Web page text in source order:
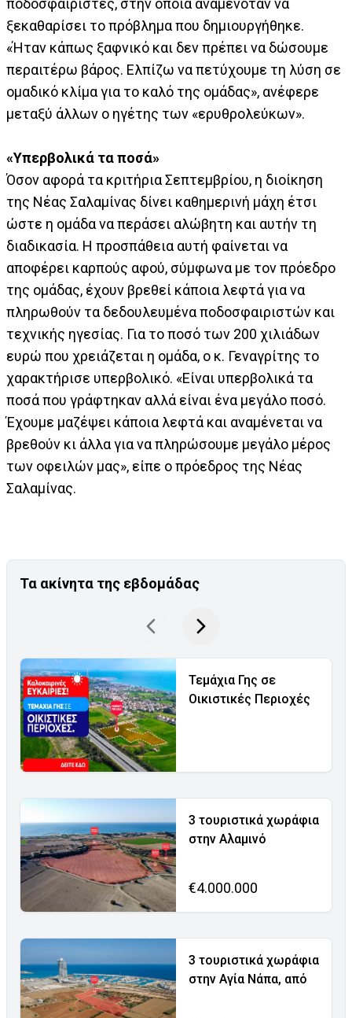
ποδοσφαιριστές, στην οποία αναμενόταν να
ξεκαθαρίσει το πρόβλημα που δημιουργήθηκε.
«Ήταν κάπως ξαφνικό και δεν πρέπει να δώσουμε
περαιτέρω βάρος. Ελπίζω να πετύχουμε τη λύση σε
ομαδικό κλίμα για το καλό της ομάδας», ανέφερε
μεταξύ άλλων ο ηγέτης των «ερυθρολεύκων».
«Υπερβολικά τα ποσά»
Όσον αφορά τα κριτήρια Σεπτεμβρίου, η διοίκηση
της Νέας Σαλαμίνας δίνει καθημερινή μάχη έτσι
ώστε η ομάδα να περάσει αλώβητη και αυτήν τη
διαδικασία. Η προσπάθεια αυτή φαίνεται να
αποφέρει καρπούς αφού, σύμφωνα με τον πρόεδρο
της ομάδας, έχουν βρεθεί κάποια λεφτά για να
πληρωθούν τα δεδουλευμένα ποδοσφαιριστών και
τεχνικής ηγεσίας. Για το ποσό των 200 χιλιάδων
ευρώ που χρειάζεται η ομάδα, ο κ. Γεναγρίτης το
χαρακτήρισε υπερβολικό. «Είναι υπερβολικά τα
ποσά που γράφτηκαν αλλά είναι ένα μεγάλο ποσό.
Έχουμε μαζέψει κάποια λεφτά και αναμένεται να
βρεθούν κι άλλα για να πληρώσουμε μεγάλο μέρος
των οφειλών μας», είπε ο πρόεδρος της Νέας
Σαλαμίνας.
Τα ακίνητα της εβδομάδας
Τεμάχια Γης σε
Οικιστικές Περιοχές
3 τουριστικά χωράφια
στην Αλαμινό
€4.000.000
3 τουριστικά χωράφια
στην Αγία Νάπα, από